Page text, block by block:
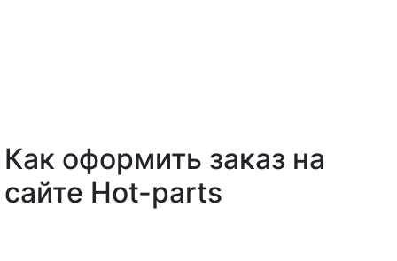
Как оформить заказ на
сайте Hot-parts